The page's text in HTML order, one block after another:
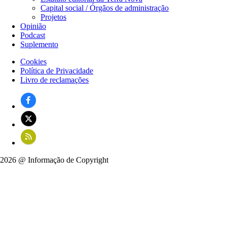
Capital social / Órgãos de administração
Projetos
Opinião
Podcast
Suplemento
Rodapé
Cookies
Política de Privacidade
Livro de reclamações
2026 @ Informação de Copyright